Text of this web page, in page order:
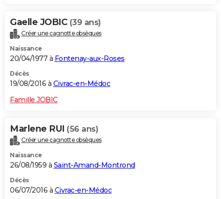
Gaelle JOBIC (39 ans)
Créer une cagnotte obsèques
Naissance
20/04/1977 à Fontenay-aux-Roses
Décès
19/08/2016 à Civrac-en-Médoc
Famille JOBIC
Marlene RUI (56 ans)
Créer une cagnotte obsèques
Naissance
26/08/1959 à Saint-Amand-Montrond
Décès
06/07/2016 à Civrac-en-Médoc